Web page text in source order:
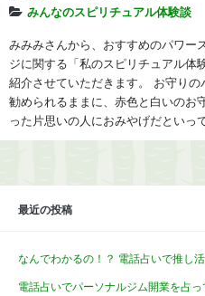
みんなのスピリチュアル体験談
みみみさんから、おすすめのパワー
ジに関する「私のスピリチュアル体
紹介させていただきます。 お守り
勧められるままに、赤色と白いのお
った片思いの人におみやげだといっ
最近の投稿
なんでわかるの！？ 電話占いで推し
電話占いでパーソナルジム開業を占っ